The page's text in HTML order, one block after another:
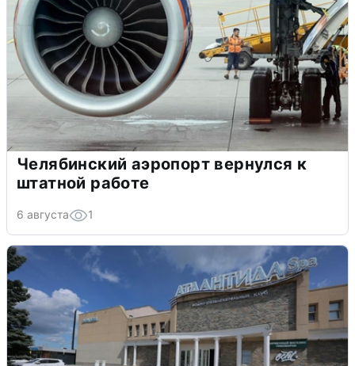
Челябинский аэропорт вернулся к
штатной работе
6 августа 1